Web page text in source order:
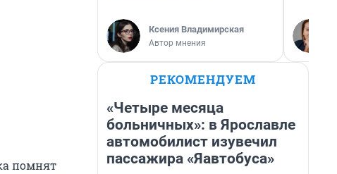
помнят
Ксения Владимирская
Автор мнения
РЕКОМЕНДУЕМ
«Четыре месяца
больничных»: в Ярославле
автомобилист изувечил
пассажира «Яавтобуса»